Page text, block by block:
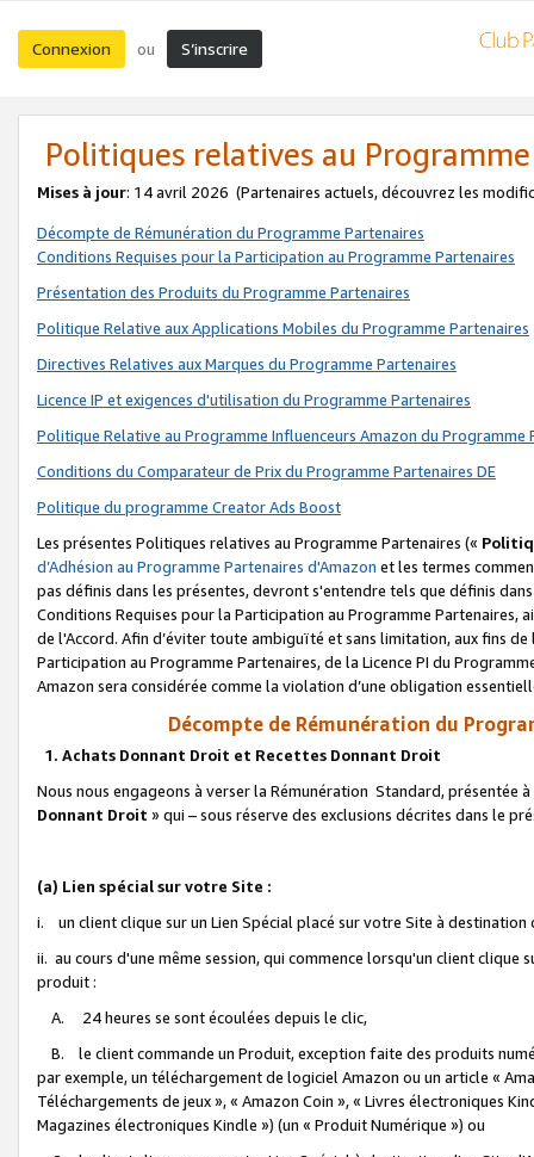
Connexion ou S’inscrire
Politiques relatives au
Mises à jour: 14 avril 2026 (Partenaires actuels, découvrez les
Décompte de Rémunération du Programme Partenaires
Conditions Requises pour la Participation au Programme Partenaires
Présentation des Produits du Programme Partenaires
Politique Relative aux Applications Mobiles du Programme Partenaires
Directives Relatives aux Marques du Programme Partenaires
Licence IP et exigences d'utilisation du Programme Partenaires
Politique Relative au Programme Influenceurs Amazon du Programme
Conditions du Comparateur de Prix du Programme Partenaires DE
Politique du programme Creator Ads Boost
Les présentes Politiques relatives au Programme Partenaires («
d’Adhésion au Programme Partenaires d'Amazon et les termes
pas définis dans les présentes, devront s'entendre tels que définis
Conditions Requises pour la Participation au Programme Partenaires,
de l'Accord. Afin d’éviter toute ambiguïté et sans limitation, aux fins
Participation au Programme Partenaires, de la Licence PI du
Amazon sera considérée comme la violation d’une obligation
Décompte de Rémunération du
1. Achats Donnant Droit et Recettes Donnant Droit
Nous nous engageons à verser la Rémunération Standard, présentée
Donnant Droit » qui – sous réserve des exclusions décrites dans le
(a) Lien spécial sur votre Site :
i. un client clique sur un Lien Spécial placé sur votre Site à destination
ii. au cours d'une même session, qui commence lorsqu'un client
produit :
A. 24 heures se sont écoulées depuis le clic,
B. le client commande un Produit, exception faite des produits
par exemple, un téléchargement de logiciel Amazon ou un article «
Téléchargements de jeux », « Amazon Coin », « Livres électroniques
Magazines électroniques Kindle ») (un « Produit Numérique ») ou